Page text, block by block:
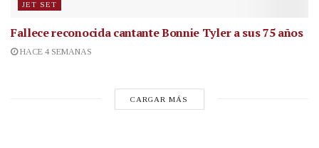
JET SET
Fallece reconocida cantanteBonnie Tyler a sus 75 años
HACE 4 SEMANAS
CARGAR MÁS